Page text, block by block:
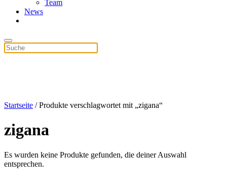
Team
News
Startseite / Produkte verschlagwortet mit „zigana“
zigana
Es wurden keine Produkte gefunden, die deiner Auswahl
entsprechen.